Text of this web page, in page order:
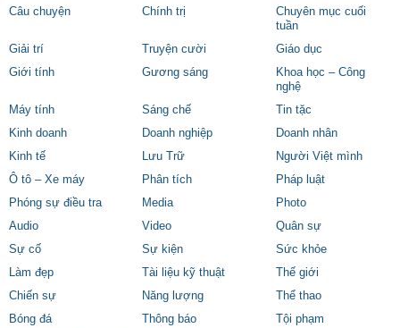
Câu chuyện
Chính trị
Chuyên mục cuối
tuần
Giải trí
Truyện cười
Giáo dục
Giới tính
Gương sáng
Khoa học – Công
nghệ
Máy tính
Sáng chế
Tin tặc
Kinh doanh
Doanh nghiệp
Doanh nhân
Kinh tế
Lưu Trữ
Người Việt mình
Ô tô – Xe máy
Phân tích
Pháp luật
Phóng sự điều tra
Media
Photo
Audio
Video
Quân sự
Sự cố
Sự kiện
Sức khỏe
Làm đẹp
Tài liệu kỹ thuật
Thế giới
Chiến sự
Năng lượng
Thể thao
Bóng đá
Thông báo
Tội phạm